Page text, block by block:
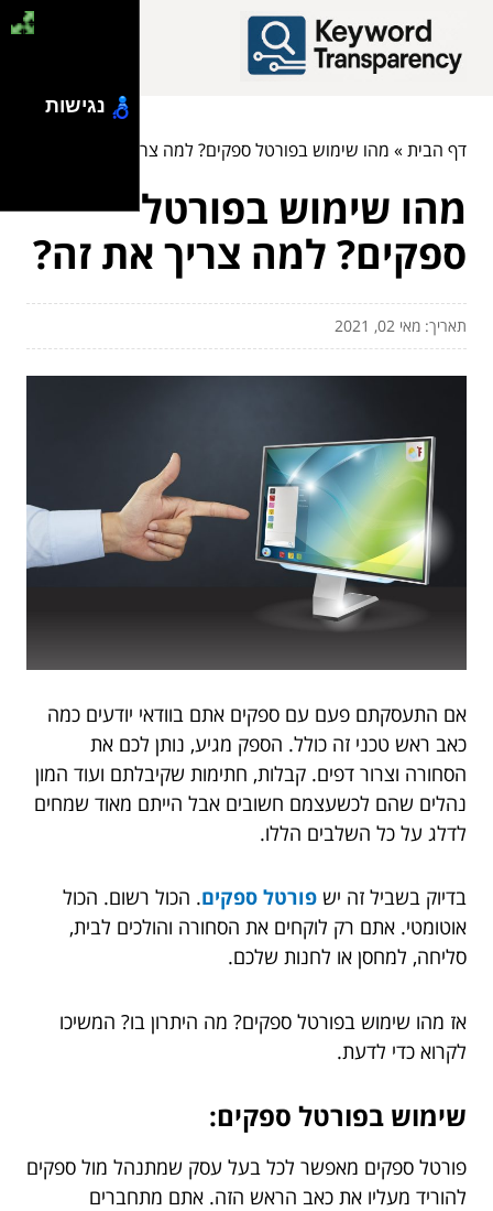
דף הבית» מהו שימוש בפורטל ספקים? למה צריך את זה?
מהו שימוש בפורטל
ספקים? למה צריך את זה?
תאריך: מאי 02, 2021
אם התעסקתם פעם עם ספקים אתם בוודאי יודעים כמה
כאב ראש טכני זה כולל. הספק מגיע, נותן לכם את
הסחורה וצרור דפים. קבלות, חתימות שקיבלתם ועוד המון
נהלים שהם לכשעצמם חשובים אבל הייתם מאוד שמחים
לדלג על כל השלבים הללו.
בדיוק בשביל זה יש פורטל ספקים. הכול רשום. הכול
אוטומטי. אתם רק לוקחים את הסחורה והולכים לבית,
סליחה, למחסן או לחנות שלכם.
אז מהו שימוש בפורטל ספקים? מה היתרון בו? המשיכו
לקרוא כדי לדעת.
שימוש בפורטל ספקים:
פורטל ספקים מאפשר לכל בעל עסק שמתנהל מול ספקים
להוריד מעליו את כאב הראש הזה. אתם מתחברים
נגישות